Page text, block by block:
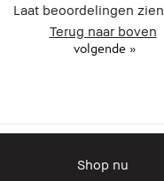
Laat beoordelingen zien
Terug naar boven
volgende »
Shop nu